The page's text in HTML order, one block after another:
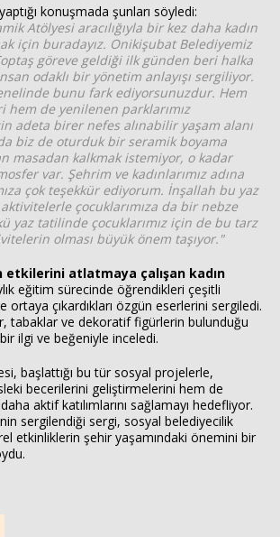
konuşmada şunları söyledi:
Atölyesi aracılığıyla bir kez daha kadın
için buradayız. Onikişubat Belediyemiz
göreve geldiği ilk günden beri halka
odaklı bir yönetim anlayışı sergiliyor.
bunu fark ediyorsunuzdur. Hem
hem de yenilenen parklarımız
adeta birer nefes alınabilir yaşam alanı
biz de oturduk bir seramik boyama
masadan kalkmak istemiyor, o kadar
var. Şehrim ve kadınlarımız adına
çok teşekkür ediyorum. İnşallah bu yaz
çocuklarımıza da bir nebze
yaz tatilinde çocuklarımız için de bu tarz
olması büyük önem taşıyor."
etkilerini atlatmaya çalışan kadın
eğitim sürecinde öğrendikleri çeşitli
ortaya çıkardıkları özgün eserlerini sergiledi.
tabaklar ve dekoratif figürlerin bulunduğu
ilgi ve beğeniyle inceledi.
başlattığı bu tür sosyal projelerle,
becerilerini geliştirmelerini hem de
aktif katılımlarını sağlamayı hedefliyor.
sergilendiği sergi, sosyal belediyecilik
etkinliklerin şehir yaşamındaki önemini bir